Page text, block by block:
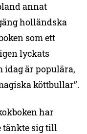
annat
holländska
som ett
lyckats
idag är populära,
köttbullar”.
har
tänkte sig till